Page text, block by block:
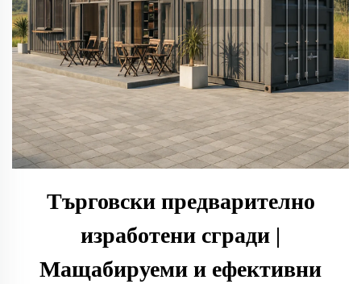
Търговски предварително
изработени сгради |
Мащабируеми и ефективни